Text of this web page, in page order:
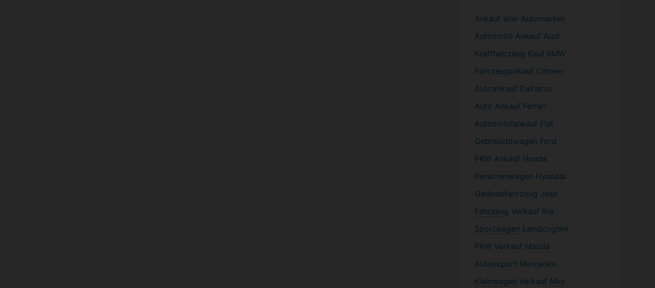
Ankauf aller Automarken
Automobil Ankauf Audi
Kraftfahrzeug Kauf BMW
Fahrzeugankauf Citroen
Autoankauf Daihatsu
Auto Ankauf Ferrari
Automobilankauf Fiat
Gebrauchtwagen Ford
PKW Ankauf Honda
Personenwagen Hyundai
Geländefahrzeug Jeep
Fahrzeug Verkauf Kia
Sportwagen Lamborghini
PKW Verkauf Mazda
Autoexport Mercedes
Kleinwagen Verkauf Mini